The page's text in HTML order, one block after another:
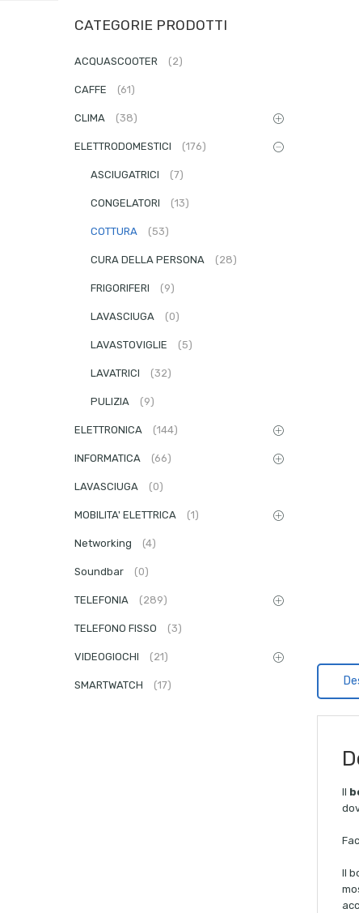
Il
Il
CATEGORIE PRODOTTI
ACQUASCOOTER (2)
CAFFE (61)
CLIMA (38)
ELETTRODOMESTICI (176)
ASCIUGATRICI (7)
CONGELATORI (13)
COTTURA (53)
CURA DELLA PERSONA (28)
FRIGORIFERI (9)
LAVASCIUGA (0)
LAVASTOVIGLIE (5)
LAVATRICI (32)
PULIZIA (9)
ELETTRONICA (144)
INFORMATICA (66)
LAVASCIUGA (0)
MOBILITA' ELETTRICA (1)
Networking (4)
Soundbar (0)
TELEFONIA (289)
TELEFONO FISSO (3)
VIDEOGIOCHI (21)
SMARTWATCH (17)